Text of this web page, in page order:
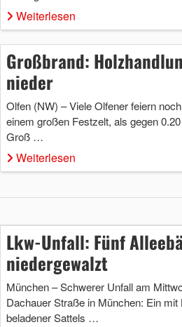
Weiterlesen
Großbrand:
nieder
Olfen (NW) – Viele Olfener feiern
einem großen Festzelt, als gegen
Groß …
Weiterlesen
Lkw-Unfall: Fünf
niedergewalzt
München – Schwerer Unfall am
Dachauer Straße in München: Ein
beladener Sattels …